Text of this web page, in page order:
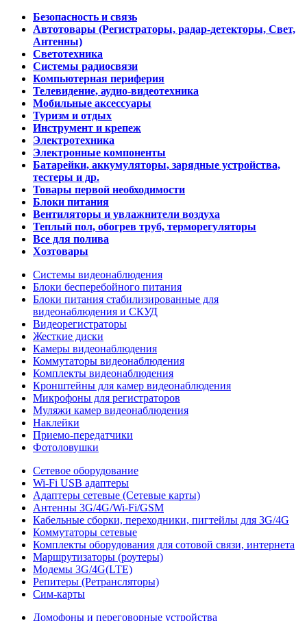
Безопасность и связь
Автотовары (Регистраторы, радар-детекторы, Свет,
Антенны)
Светотехника
Системы радиосвязи
Компьютерная периферия
Телевидение, аудио-видеотехника
Мобильные аксессуары
Туризм и отдых
Инструмент и крепеж
Электротехника
Электронные компоненты
Батарейки, аккумуляторы, зарядные устройства,
тестеры и др.
Товары первой необходимости
Блоки питания
Вентиляторы и увлажнители воздуха
Теплый пол, обогрев труб, терморегуляторы
Все для полива
Хозтовары
Системы видеонаблюдения
Блоки бесперебойного питания
Блоки питания стабилизированные для
видеонаблюдения и СКУД
Видеорегистраторы
Жесткие диски
Камеры видеонаблюдения
Коммутаторы видеонаблюдения
Комплекты видеонаблюдения
Кронштейны для камер видеонаблюдения
Микрофоны для регистраторов
Муляжи камер видеонаблюдения
Наклейки
Приемо-передатчики
Фотоловушки
Сетевое оборудование
Wi-Fi USB адаптеры
Адаптеры сетевые (Сетевые карты)
Антенны 3G/4G/Wi-Fi/GSM
Кабельные сборки, переходники, пигтейлы для 3G/4G
Коммутаторы сетевые
Комплекты оборудования для сотовой связи, интернета
Маршрутизаторы (роутеры)
Модемы 3G/4G(LTE)
Репитеры (Ретрансляторы)
Сим-карты
Домофоны и переговорные устройства